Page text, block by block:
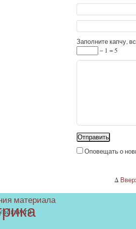
Заполните капчу,
− 1 = 5
Оповещать о
Δ
материала